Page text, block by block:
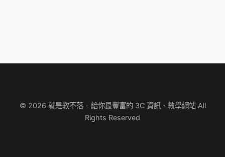
© 2026 就是教不落 - 給你最豐富的 3C 資訊、教學網站 All
Rights Reserved